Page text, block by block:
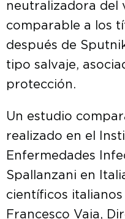
neutralizadora del
comparable a los
después de
tipo salvaje,
protección.
Un estudio
realizado en el
Enfermedades
Spallanzani en
científicos
Francesco Vaia,